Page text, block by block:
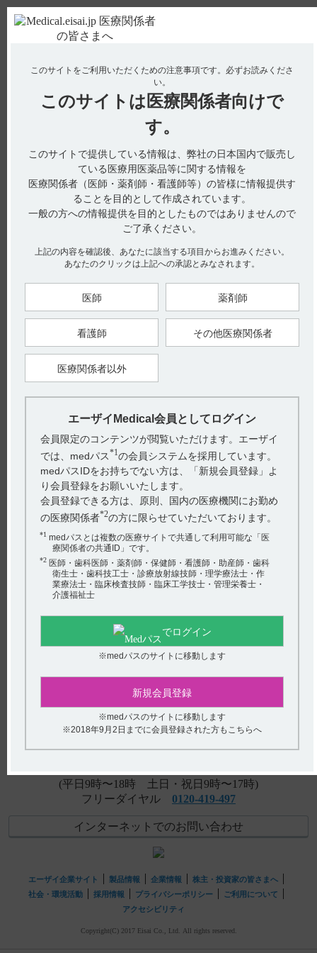
使用期限検索 Drug Information
No : 2891
【アクトネル】 有効期間について教えてくださ
［アクトネル錠2.5mg・アクトネル錠17.5mg・アクトネル錠
75mg・共通］
電子添文には有効期間に関して以下の記載があります。
有効期間：5年（引用１、2、3）
※アクトネル錠の使用期限のご確認につきましては、hhcホッ
トライン（0120-419-497）までお問い合わせください。
使用期限検索サイトはこちら
2）アクトネル錠17.5mg電子添文 2024年3月改訂（第4版） 有効
期間
期間
【更新年月】
戻る
関連するQ&A
【ハイコバール】 使用期限は何年ですか？
【ネオフィリン・注・注PL・注点滴用バッグ】 臨床成績
について教えてください。
【アクトネル錠75mg】 臨床成績について教えてくださ
【インフリー】 簡易懸濁法に関する情報はありますか？
(選択してください)
送信する
このサイトをご利用いただくための注意事項です。 必ずお読みくださ
い。
このサイトは 医療関係者向けで
す。
このサイトで提供している情報は、弊社の日本国内で販売し
ている医療用医薬品等に関する情報を
医療関係者（医師・薬剤師・看護師等）の皆様に情報提供す
ることを目的として作成されています。
一般の方への情報提供を目的としたものではありませんので
ご了承ください。
上記の内容を確認後、あなたに該当する項目からお進みください。
あなたのクリックは上記への承認とみなされます。
医師 薬剤師
看護師 その他医療関係者
医療関係者以外
エーザイMedical会員としてログイン
会員限定のコンテンツが閲覧いただけます。エーザイ
では、medパス*1の会員システムを採用しています。
medパスIDをお持ちでない方は、「新規会員登録」よ
り会員登録をお願いいたします。
会員登録できる方は、原則、国内の医療機関にお勤め
の医療関係者*2の方に限らせていただいております。
*1 medパスとは複数の医療サイトで共通して利用可能な「医
療関係者の共通ID」です。
*2 医師・歯科医師・薬剤師・保健師・看護師・助産師・歯科
衛生士・歯科技工士・診療放射線技師・理学療法士・作
業療法士・臨床検査技師・臨床工学技士・管理栄養士・
介護福祉士
でログイン
※medパスのサイトに移動します
新規会員登録
※medパスのサイトに移動します
※2018年9月2日までに会員登録された方もこちらへ
(平日9時〜18時 土日・祝日9時〜17時)
フリーダイヤル 0120-419-497
インターネットでのお問い合わせ
エーザイ企業サイト 製品情報 企業情報
株主・投資家の皆さまへ
社会・環境活動
採用情報 プライバシーポリシー
ご利用について
アクセシビリティ
Copyright(C) 2017 Eisai Co., Ltd. All rights reserved.